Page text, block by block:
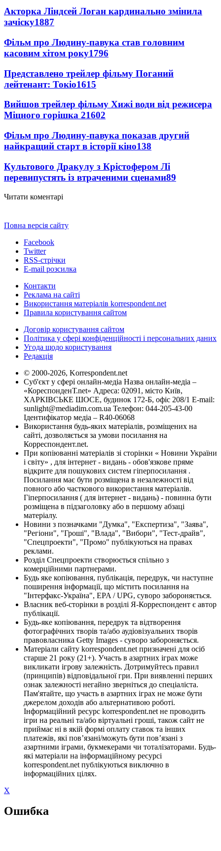
Акторка Ліндсей Логан кардинально змінила
зачіску1887
Фільм про Людину-павука став головним
касовим хітом року1796
Представлено трейлер фільму Поганий
лейтенант: Токіо1615
Вийшов трейлер фільму Хижі води від режисера
Міцного горішка 21602
Фільм про Людину-павука показав другий
найкращий старт в історії кіно138
Культового Дракулу з Крістофером Лі
перевипустять із втраченими сценами89
Читати коментарі
Повна версія сайту
Facebook
Twitter
RSS-стрічки
E-mail розсилка
Контакти
Реклама на сайті
Використання матеріалів korrespondent.net
Правила користування сайтом
Договір користування сайтом
Політика у сфері конфіденційності і персональних даних
Угода щодо користування
Редакція
© 2000-2026, Korrespondent.net
Суб'єкт у сфері онлайн-медіа Назва онлайн-медіа –
«КореспонденТ.net» Адреса: 02091, місто Київ,
ХАРКІВСЬКЕ ШОСЕ, будинок 172-Б, офіс 208/1 E-mail:
sunlight@mediadim.com.ua Телефон: 044-205-43-00
Ідентифікатор медіа – R40-06068
Використання будь-яких матеріалів, розміщених на
сайті, дозволяється за умови посилання на
Корреспондент.net.
При копіюванні матеріалів зі сторінки « Новини України
і світу» , для інтернет - видань - обов'язкове пряме
відкрите для пошукових систем гіперпосилання .
Посилання має бути розміщена в незалежності від
повного або часткового використання матеріалів.
Гіперпосилання ( для інтернет - видань) - повинна бути
розміщена в підзаголовку або в першому абзаці
матеріалу.
Новини з позначками "Думка", "Експертиза", "Заява",
"Регіони", "Гроші", "Влада", "Вибори", "Тест-драйв",
"Спецпроекти", "Промо" публікуються на правах
реклами.
Розділ Спецпроекти створюється спільно з
комерційними партнерами.
Будь яке копіювання, публікація, передрук, чи наступне
поширення інформації, що містить посилання на
"Інтерфакс-Україна", EPA / UPG, суворо забороняється.
Власник веб-сторінки в розділі Я-Корреспондент є автор
публікації.
Будь-яке копіювання, передрук та відтворення
фотографічних творів та/або аудіовізуальних творів
правовласника Getty Images - суворо забороняється.
Матеріали сайту korrespondent.net призначені для осіб
старше 21 року (21+). Участь в азартних іграх може
викликати ігрову залежність. Дотримуйтесь правил
(принципів) відповідальної гри. При виявленні перших
ознак залежності негайно зверніться до спеціаліста.
Пам'ятайте, що участь в азартних іграх не може бути
джерелом доходів або альтернативою роботі.
Інформаційний ресурс korrespondent.net не проводить
ігри на реальні та/або віртуальні гроші, також сайт не
приймає ні в якій формі оплату ставок та інших
платежів, які пов’язані/можуть бути пов’язані з
азартними іграми, букмекерами чи тоталізаторами. Будь-
які матеріали на інформаційному ресурсі
korrespondent.net публікуються виключно в
інформаційних цілях.
X
Ошибка